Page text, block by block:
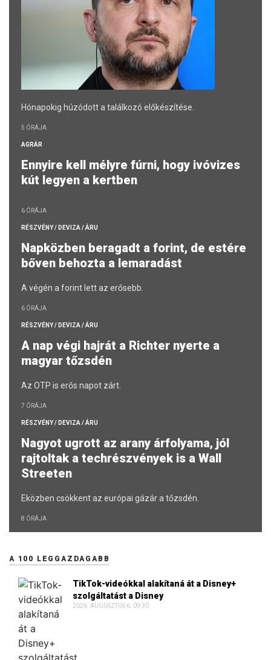
Hónapokig húzódott a találkozó előkészítése.
5 ÓRÁJA
AGRÁR
Ennyire kell mélyre fúrni, hogy ivóvizes
kút legyen a kertben
6 ÓRÁJA
RÉSZVÉNY / DEVIZA / ÁRU
Napközben beragadt a forint, de estére
bőven behozta a lemaradást
A végén a forint lett az erősebb.
6 ÓRÁJA
RÉSZVÉNY / DEVIZA / ÁRU
A nap végi hajrát a Richter nyerte a
magyar tőzsdén
Az OTP is erős napot zárt.
7 ÓRÁJA
RÉSZVÉNY / DEVIZA / ÁRU
Nagyot ugrott az arany árfolyama, jól
rajtoltak a techrészvények is a Wall
Streeten
Eközben csökkent az európai gázár a tőzsdén.
8 ÓRÁJA
A 100 LEGGAZDAGABB
TikTok-videókkal alakítaná át a Disney+
szolgáltatást a Disney
2026. AUGUSZTUS 6. 09:30